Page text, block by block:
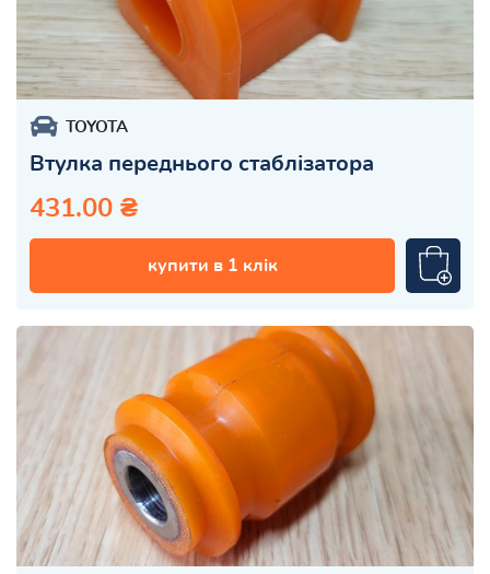
TOYOTA
Втулка переднього стаблізатора
431.00 ₴
купити в 1 клік